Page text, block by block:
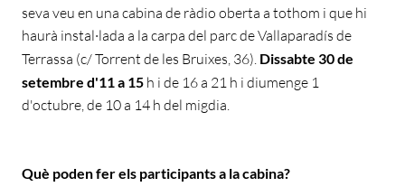
seva veu en una cabina de ràdio oberta a tothom i que hi
haurà instal·lada a la carpa del parc de Vallaparadís de
Terrassa (c/ Torrent de les Bruixes, 36). Dissabte 30 de
setembre d'11 a 15 h i de 16 a 21 h i diumenge 1
d'octubre, de 10 a 14 h del migdia.
Què poden fer els participants a la cabina?